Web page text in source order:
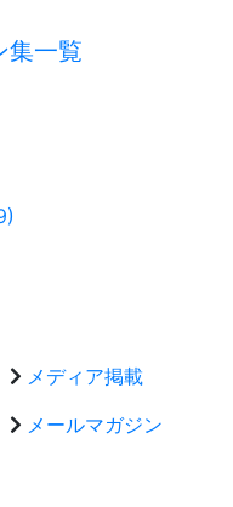
集一覧
メディア掲載
メールマガジン